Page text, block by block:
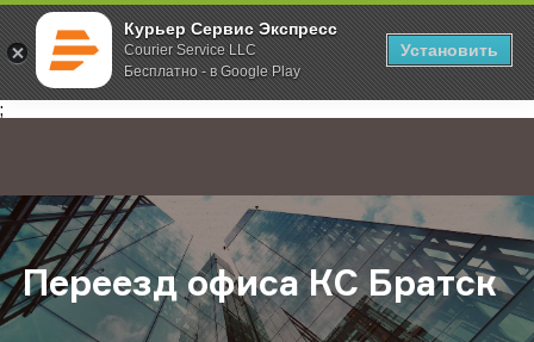
Курьер Сервис Экспресс
Courier Service LLC
Бесплатно - в Google Play
Установить
;
Главная О компании Новости Переезд офиса КС Братск
Переезд офиса КС Братск